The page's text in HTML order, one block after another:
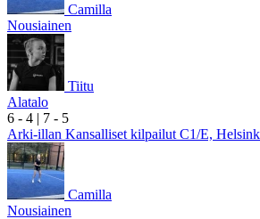
Camilla
Nousiainen
Tiitu
Alatalo
6 - 4 | 7 - 5
Arki-illan Kansalliset kilpailut C1/E,
Camilla
Nousiainen